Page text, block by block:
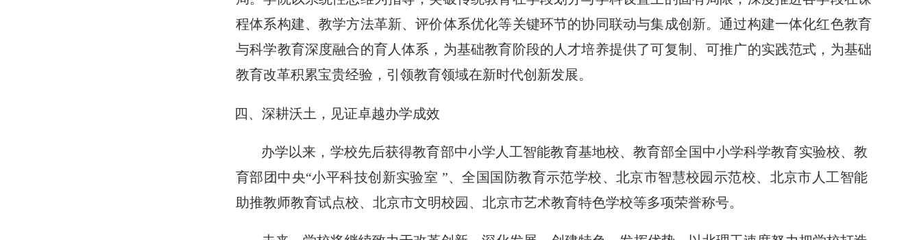
程体系构建、教学方法革新、评价体系优化等关键环节的协同联动与集成创新。通过构建一体化红色教育
与科学教育深度融合的育人体系，为基础教育阶段的人才培养提供了可复制、可推广的实践范式，为基础
教育改革积累宝贵经验，引领教育领域在新时代创新发展。
四、深耕沃土，见证卓越办学成效
办学以来，学校先后获得教育部中小学人工智能教育基地校、教育部全国中小学科学教育实验校、教
育部团中央“小平科技创新实验室 ”、全国国防教育示范学校、北京市智慧校园示范校、北京市人工智能
助推教师教育试点校、北京市文明校园、北京市艺术教育特色学校等多项荣誉称号。